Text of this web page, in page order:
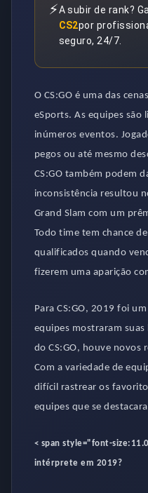
⚡A subir de rank?
CS2por
seguro, 24/7.
O CS:GO é uma das
eSports. As equipes são
inúmeros eventos.
pegos ou até mesmo
CS:GO também podem
inconsistência resultou
Grand Slam com um
Todo time tem chance
qualificados quando
fizerem uma aparição
Para CS:GO, 2019 foi
equipes mostraram
do CS:GO, houve novos
Com a variedade de
difícil rastrear os
equipes que se
< span style="font-
intérprete em 2019?